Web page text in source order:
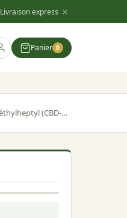
Livraison express ×
Panier 0
Cannabidiol-Diméthylheptyl (CBD-DMH) : Exploration approfondie du cannabinoïde